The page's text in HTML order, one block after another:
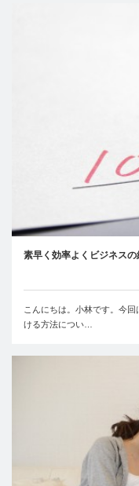
素早く効率よくビジネス
こんにちは。小林です。今
ける方法につい…